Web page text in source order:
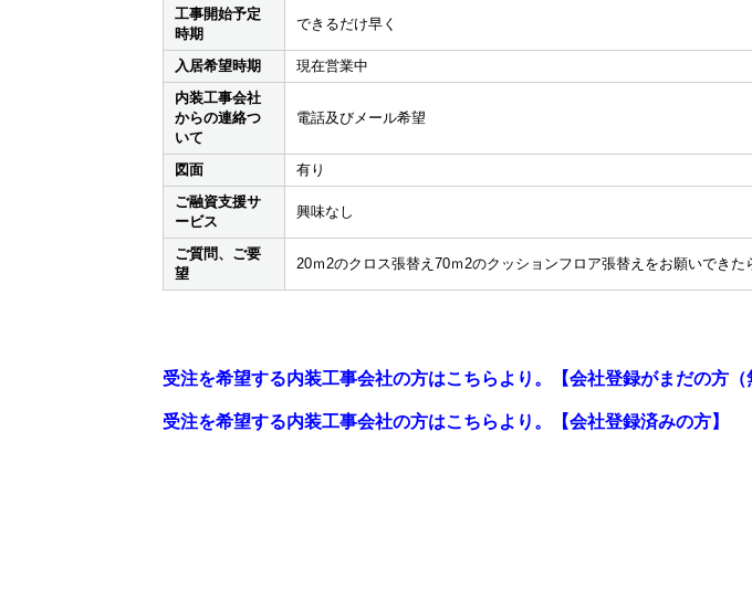
工事開始予定
時期
できるだけ早く
入居希望時期
現在営業中
内装工事会社
からの連絡つ
いて
電話及びメール希望
図面
有り
ご融資支援サ
ービス
興味なし
ご質問、ご要
望
20ｍ2のクロス張替え70ｍ2のクッションフロア張替えをお願いできた
受注を希望する内装工事会社の方はこちらより。【会社登録がまだの方（
受注を希望する内装工事会社の方はこちらより。 【会社登録済みの方】